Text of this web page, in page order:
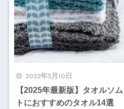
2022年3月10日
【2025年最新版】タオルソ
トにおすすめのタオル14選